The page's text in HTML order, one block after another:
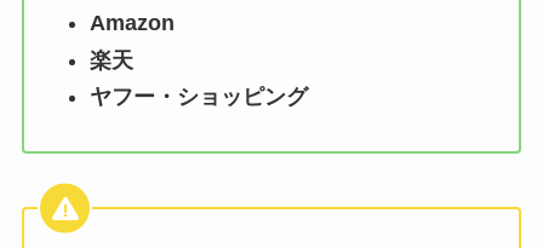
Amazon
楽天
ヤフー・ショッピング